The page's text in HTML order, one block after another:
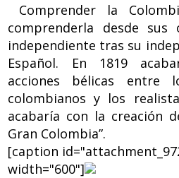
Comprender la
comprenderla desde sus
independiente tras su
Español. En 1819
acciones bélicas entre
colombianos y los
acabaría con la creación
Gran Colombia”.
[caption
width="600"]